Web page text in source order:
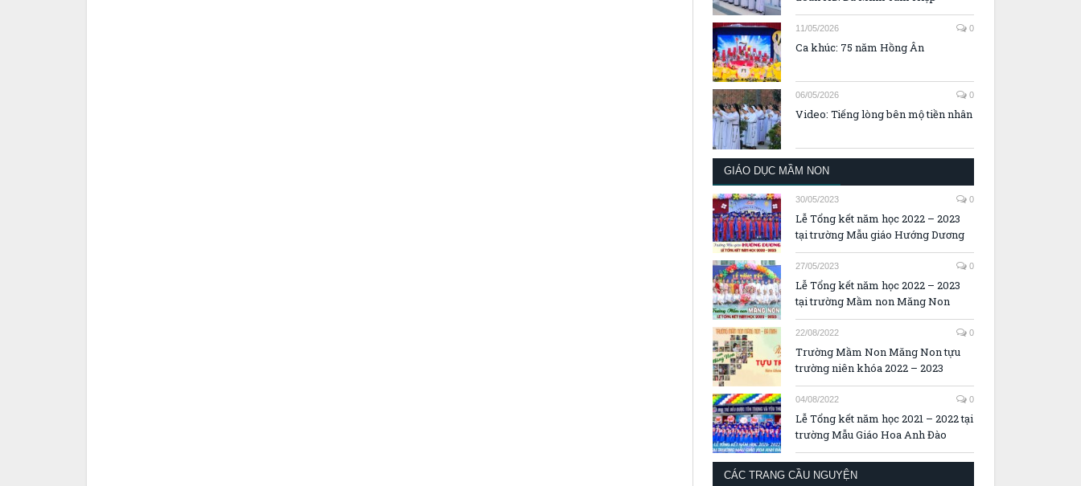
11/05/2026 0
Ca khúc: 75 năm Hồng Ân
06/05/2026 0
Video: Tiếng lòng bên mộ tiền nhân
GIÁO DỤC MẦM NON
30/05/2023 0
Lễ Tổng kết năm học 2022 – 2023
tại trường Mẫu giáo Hướng Dương
27/05/2023 0
Lễ Tổng kết năm học 2022 – 2023
tại trường Mầm non Măng Non
22/08/2022 0
Trường Mầm Non Măng Non tựu
trường niên khóa 2022 – 2023
04/08/2022 0
Lễ Tổng kết năm học 2021 – 2022 tại
trường Mẫu Giáo Hoa Anh Đào
CÁC TRANG CẦU NGUYỆN